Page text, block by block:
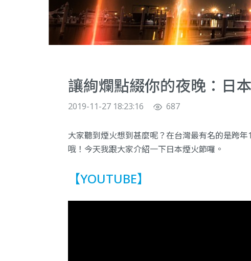
讓絢爛點綴你的夜晚：日
2019-11-27 18:23:16 687
大家聽到煙火想到甚麼呢？在台灣最有名的是跨
哦！今天我跟大家介紹一下日本煙火節囉。
【YOUTUBE】